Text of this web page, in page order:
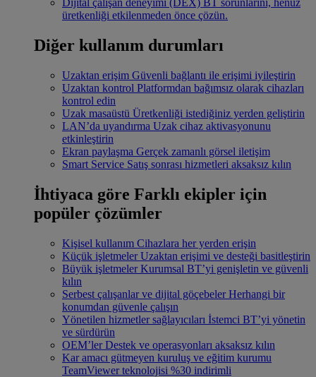
Dijital çalışan deneyimi (DEX) BT sorunlarını, henüz
üretkenliği etkilenmeden önce çözün.
Diğer kullanım durumları
Uzaktan erişim Güvenli bağlantı ile erişimi iyileştirin
Uzaktan kontrol Platformdan bağımsız olarak cihazları
kontrol edin
Uzak masaüstü Üretkenliği istediğiniz yerden geliştirin
LAN’da uyandırma Uzak cihaz aktivasyonunu
etkinleştirin
Ekran paylaşma Gerçek zamanlı görsel iletişim
Smart Service Satış sonrası hizmetleri aksaksız kılın
İhtiyaca göre Farklı ekipler için
popüler çözümler
Kişisel kullanım Cihazlara her yerden erişin
Küçük işletmeler Uzaktan erişimi ve desteği basitleştirin
Büyük işletmeler Kurumsal BT’yi genişletin ve güvenli
kılın
Serbest çalışanlar ve dijital göçebeler Herhangi bir
konumdan güvenle çalışın
Yönetilen hizmetler sağlayıcıları İstemci BT’yi yönetin
ve sürdürün
OEM’ler Destek ve operasyonları aksaksız kılın
Kar amacı gütmeyen kuruluş ve eğitim kurumu
TeamViewer teknolojisi %30 indirimli